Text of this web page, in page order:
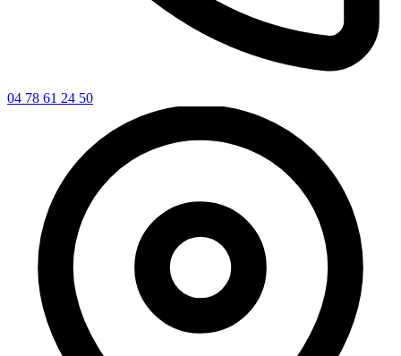
04 78 61 24 50